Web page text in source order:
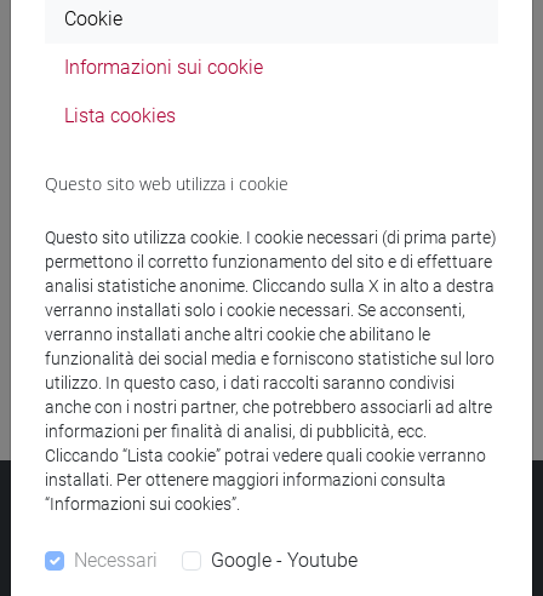
Ricerca insegnamenti
Ricerca pubblicazioni
Ricerca risorse bibliografiche
Università Ca’ Foscari
PECprotocollo@pec.unive.it
Cookie
Informazioni sui cookie
Lista cookies
Questo sito web utilizza i cookie
Questo sito utilizza cookie. I cookie necessari (di prima parte)
permettono il corretto funzionamento del sito e di effettuare
analisi statistiche anonime. Cliccando sulla X in alto a destra
verranno installati solo i cookie necessari. Se acconsenti,
verranno installati anche altri cookie che abilitano le
funzionalità dei social media e forniscono statistiche sul loro
utilizzo. In questo caso, i dati raccolti saranno condivisi
anche con i nostri partner, che potrebbero associarli ad altre
informazioni per finalità di analisi, di pubblicità, ecc.
Cliccando “Lista cookie” potrai vedere quali cookie verranno
installati. Per ottenere maggiori informazioni consulta
“Informazioni sui cookies”.
Necessari Google - Youtube